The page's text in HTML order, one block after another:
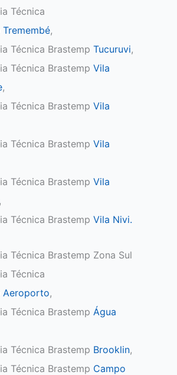
Técnica
Tremembé,
Técnica Brastemp Tucuruvi,
Técnica Brastemp Vila
,
Técnica Brastemp Vila
Técnica Brastemp Vila
Técnica Brastemp Vila
,
Técnica Brastemp Vila Nivi.
Técnica Brastemp Zona Sul
Técnica
Aeroporto,
Técnica Brastemp Água
Técnica Brastemp Brooklin,
Técnica Brastemp Campo